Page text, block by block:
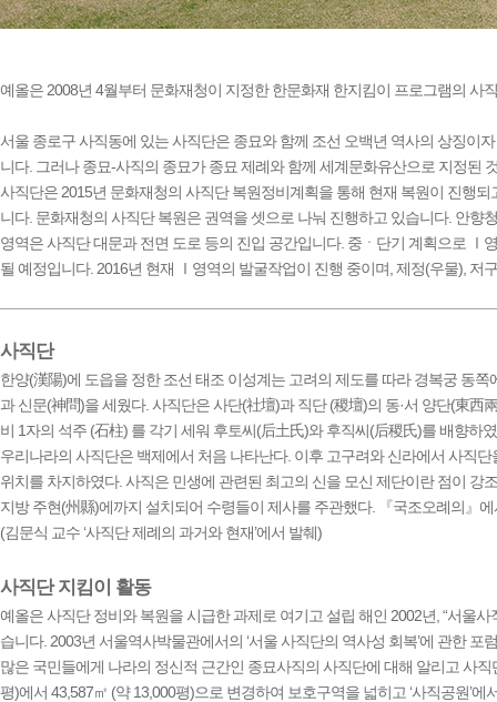
예올은 2008년 4월부터 문화재청이 지정한 한문화재 한지킴이 프로그램의 사
서울 종로구 사직동에 있는 사직단은 종묘와 함께 조선 오백년 역사의 상징이
니다. 그러나 종묘-사직의 종묘가 종묘 제례와 함께 세계문화유산으로 지정된
사직단은 2015년 문화재청의 사직단 복원정비계획을 통해 현재 복원이 진행
니다. 문화재청의 사직단 복원은 권역을 셋으로 나눠 진행하고 있습니다. 안
영역은 사직단 대문과 전면 도로 등의 진입 공간입니다. 중ㆍ단기 계획으로 Ⅰ
될 예정입니다. 2016년 현재 Ⅰ영역의 발굴작업이 진행 중이며, 제정(우물), 저
사직단
한양(漢陽)에 도읍을 정한 조선 태조 이성계는 고려의 제도를 따라 경복궁 동
과 신문(神問)을 세웠다. 사직단은 사단(社壇)과 직단 (稷壇)의 동·서 양단(東
비 1자의 석주 (石柱) 를 각기 세워 후토씨(后土氏)와 후직씨(后稷氏)를 배향하
우리나라의 사직단은 백제에서 처음 나타난다. 이후 고구려와 신라에서 사직
위치를 차지하였다. 사직은 민생에 관련된 최고의 신을 모신 제단이란 점이
지방 주현(州縣)에까지 설치되어 수령들이 제사를 주관했다. 『국조오례의』
(김문식 교수 ‘사직단 제례의 과거와 현재’에서 발췌)
사직단 지킴이 활동
예올은 사직단 정비와 복원을 시급한 과제로 여기고 설립 해인 2002년, “서울
습니다. 2003년 서울역사박물관에서의 ‘서울 사직단의 역사성 회복’에 관한
많은 국민들에게 나라의 정신적 근간인 종묘사직의 사직단에 대해 알리고 사
평)에서 43,587㎡ (약 13,000평)으로 변경하여 보호구역을 넓히고 ‘사직공원’